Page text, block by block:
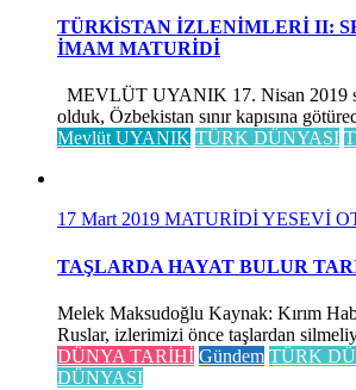
TÜRKİSTAN İZLENİMLERİ II:
İMAM MATURİDİ
MEVLÜT UYANIK 17. Nisan 2019
olduk, Özbekistan sınır kapısına
Mevlüt UYANIK TÜRK DÜNYASI
17 Mart 2019 MATURİDİ YESEVİ
TAŞLARDA HAYAT BULUR
Melek Maksudoğlu Kaynak: Kırım
Ruslar, izlerimizi önce taşlardan
DÜNYA TARİHİ Gündem TÜRK
DÜNYASI